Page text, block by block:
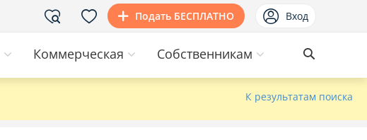
Подать БЕСПЛАТНО Вход
Коммерческая Собственникам
К результатам поиска